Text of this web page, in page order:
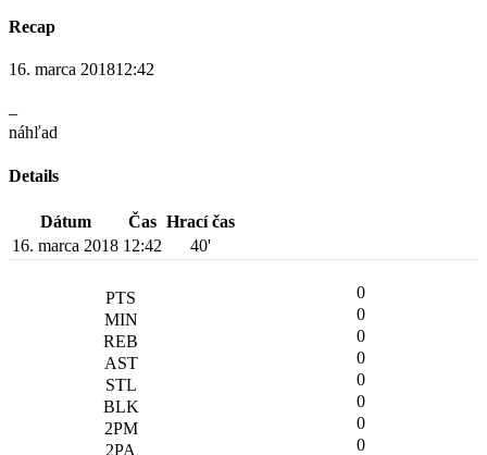
Recap
16. marca 201812:42
–
náhľad
Details
Dátum Čas Hrací čas
16. marca 2018 12:42 40'
0
0
0
0
0
0
0
0